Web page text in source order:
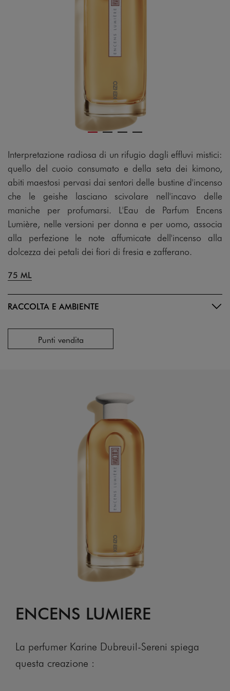
Interpretazione radiosa di un rifugio dagli effluvi mistici:
quello del cuoio consumato e della seta dei kimono,
abiti maestosi pervasi dai sentori delle bustine d'incenso
che le geishe lasciano scivolare nell'incavo delle
maniche per profumarsi. L'Eau de Parfum Encens
Lumière, nelle versioni per donna e per uomo, associa
alla perfezione le note affumicate dell'incenso alla
dolcezza dei petali dei fiori di fresia e zafferano.
75 ML
RACCOLTA E AMBIENTE
Punti vendita
ENCENS LUMIERE
La perfumer Karine Dubreuil-Sereni spiega
questa creazione :